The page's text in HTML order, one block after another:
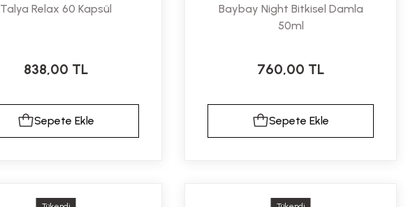
Talya Relax 60 Kapsül
838,00 TL
Sepete Ekle
Baybay Night Bitkisel Damla
50ml
760,00 TL
Sepete Ekle